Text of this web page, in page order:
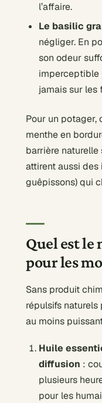
l’affaire.
Le basilic
négliger. En
son odeur
imperceptible
jamais sur les
Pour un
menthe en
barrière naturelle
attirent aussi des
guêpissons) qui
Quel est
pour les
Sans produit
répulsifs
au moins
Huile
diffusion :
plusieurs
pour les